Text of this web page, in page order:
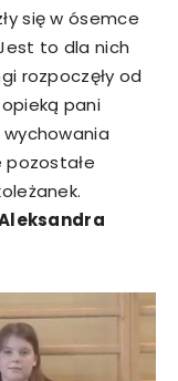
się w ósemce
to dla nich
rozpoczęły od
pani
pozostałe